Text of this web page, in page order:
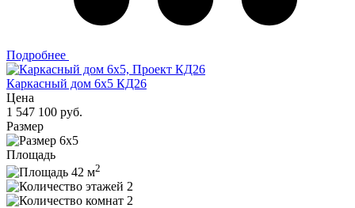
Подробнее
Каркасный дом 6x5 КД26
Цена
1 547 100 руб.
Размер
6x5
Площадь
42 м2
2
2